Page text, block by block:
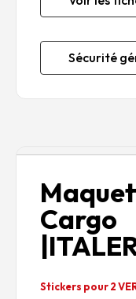
Sécurité
Stickers pour 2